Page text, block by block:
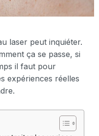
laser peut inquiéter.
ça se passe, si
il faut pour
expériences réelles